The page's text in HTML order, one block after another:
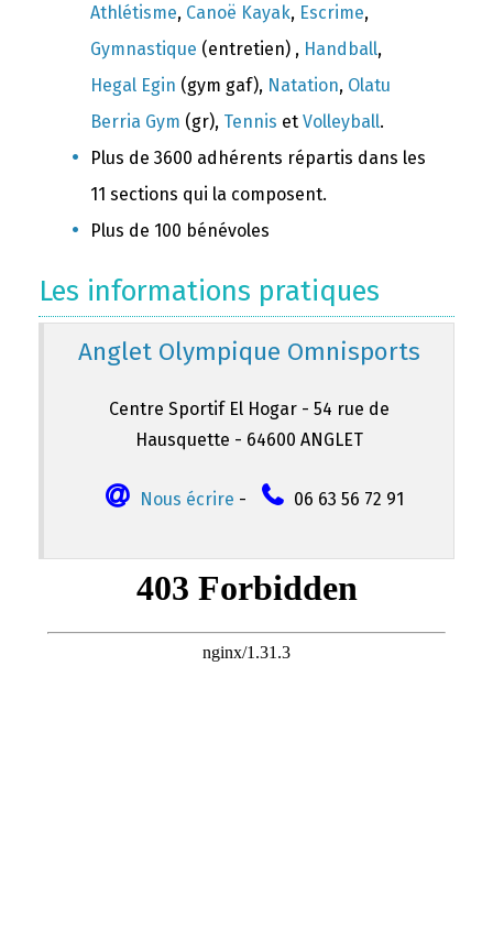
Athlétisme, Canoë Kayak, Escrime,
Gymnastique (entretien) , Handball,
Hegal Egin (gym gaf), Natation, Olatu
Berria Gym (gr), Tennis et Volleyball.
Plus de 3600 adhérents répartis dans les
11 sections qui la composent.
Plus de 100 bénévoles
Les informations pratiques
Anglet Olympique Omnisports
Centre Sportif El Hogar - 54 rue de
Hausquette - 64600 ANGLET
Nous écrire - 06 63 56 72 91